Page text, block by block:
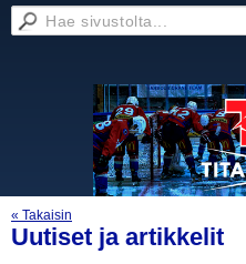
« Takaisin
Uutiset ja artikkelit